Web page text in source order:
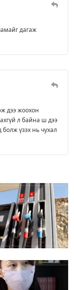
дагаж
дээ жоохон
л байна ш дээ
болж үзэх нь чухал